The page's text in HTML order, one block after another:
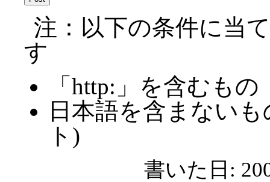
注：以下の条件に当
す
「http:」を含むもの
日本語を含まない
ト)
書いた日: